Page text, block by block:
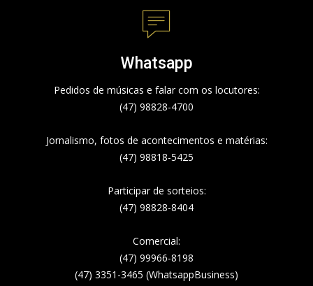
Whatsapp
Pedidos de músicas e falar com os locutores:
(47) 98828-4700
Jornalismo, fotos de acontecimentos e matérias:
(47) 98818-5425
Participar de sorteios:
(47) 98828-8404
Comercial:
(47) 99966-8198
(47) 3351-3465 (WhatsappBusiness)